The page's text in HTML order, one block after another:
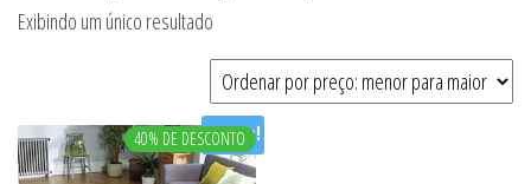
Exibindo um único resultado
Oferta!
40% DE DESCONTO